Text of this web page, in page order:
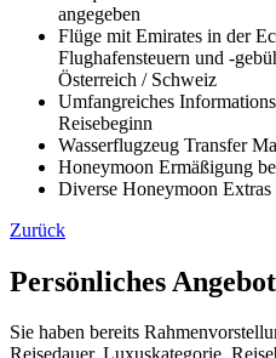
angegeben
Flüge mit Emirates in der
Flughafensteuern und -
Österreich / Schweiz
Umfangreiches
Reisebeginn
Wasserflugzeug Transfer
Honeymoon Ermäßigung
Diverse Honeymoon
Zurück
Persönliches
Sie haben bereits